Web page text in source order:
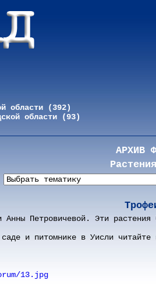
области (392)
области (93)
АРХИВ
Анны Петровичевой. Эти
и питомнике в Уисли
13.jpg